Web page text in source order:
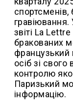
звіті La
бракованих
французький
осіб зі свого
контролю
Паризький
інформацію.